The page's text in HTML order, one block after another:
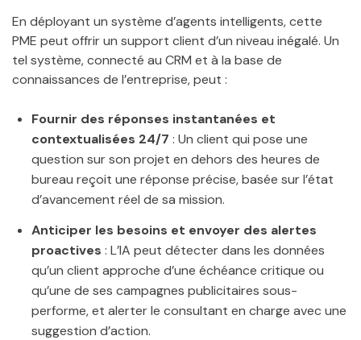
En déployant un système d’agents intelligents, cette
PME peut offrir un support client d’un niveau inégalé. Un
tel système, connecté au CRM et à la base de
connaissances de l’entreprise, peut :
Fournir des réponses instantanées et
contextualisées 24/7 : Un client qui pose une
question sur son projet en dehors des heures de
bureau reçoit une réponse précise, basée sur l’état
d’avancement réel de sa mission.
Anticiper les besoins et envoyer des alertes
proactives : L’IA peut détecter dans les données
qu’un client approche d’une échéance critique ou
qu’une de ses campagnes publicitaires sous-
performe, et alerter le consultant en charge avec une
suggestion d’action.